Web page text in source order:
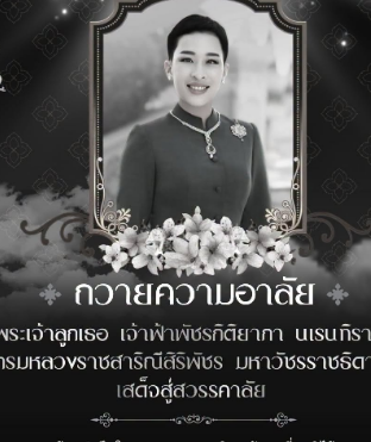
Webmaster 18 กุมภาพันธ์ 2569
ประกาศ เรื่อง การรับนักเรียนเข้า
เรียนต่อชั้นมัธยมศึกษาปีที่ 1 และ
ชั้นมัธยมศึกษาปีที่ 4 ปีการศึกษา
2569 (โครงการห้องเรียนพิเศษ)
Webmaster 27 มกราคม 2569